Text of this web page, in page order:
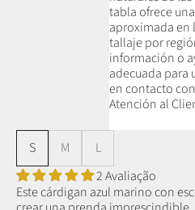
tabla ofrece
aproximada en
tallaje por
información o
adecuada para
en contacto
Atención al
S M
L
2 Avaliação
Este cárdigan azul marino con